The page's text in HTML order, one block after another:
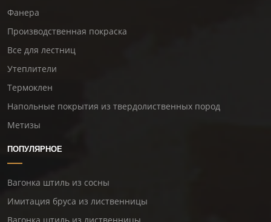
Фанера
Производственная покраска
Все для лестниц
Утеплители
Термоклен
Напольные покрытия из твердолиственных пород
Метизы
ПОПУЛЯРНОЕ
Вагонка штиль из сосны
Имитация бруса из лиственницы
Вагонка штиль из лиственницы